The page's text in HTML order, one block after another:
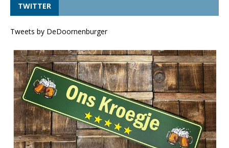
TWITTER
Tweets by DeDoornenburger